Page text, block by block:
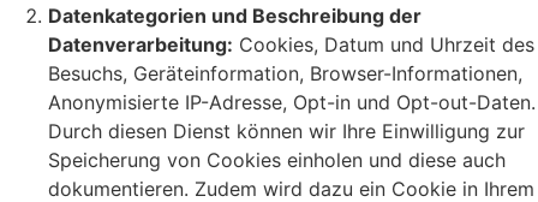
Datenkategorien und Beschreibung der
Datenverarbeitung: Cookies, Datum und Uhrzeit des
Besuchs, Geräteinformation, Browser-Informationen,
Anonymisierte IP-Adresse, Opt-in und Opt-out-Daten.
Durch diesen Dienst können wir Ihre Einwilligung zur
Speicherung von Cookies einholen und diese auch
dokumentieren. Zudem wird dazu ein Cookie in Ihrem